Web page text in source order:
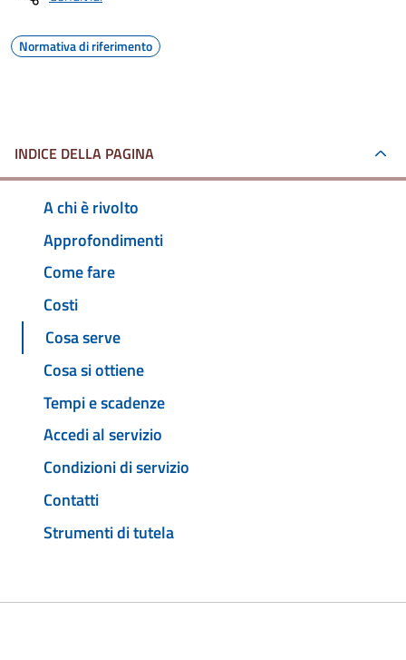
Normativa di riferimento
INDICE DELLA PAGINA
A chi è rivolto
Approfondimenti
Come fare
Costi
Cosa serve
Cosa si ottiene
Tempi e scadenze
Accedi al servizio
Condizioni di servizio
Contatti
Strumenti di tutela